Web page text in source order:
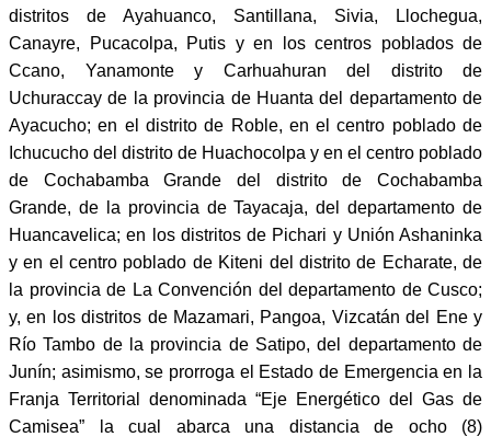
distritos de Ayahuanco, Santillana, Sivia, Llochegua,
Canayre, Pucacolpa, Putis y en los centros poblados de
Ccano, Yanamonte y Carhuahuran del distrito de
Uchuraccay de la provincia de Huanta del departamento de
Ayacucho; en el distrito de Roble, en el centro poblado de
Ichucucho del distrito de Huachocolpa y en el centro poblado
de Cochabamba Grande del distrito de Cochabamba
Grande, de la provincia de Tayacaja, del departamento de
Huancavelica; en los distritos de Pichari y Unión Ashaninka
y en el centro poblado de Kiteni del distrito de Echarate, de
la provincia de La Convención del departamento de Cusco;
y, en los distritos de Mazamari, Pangoa, Vizcatán del Ene y
Río Tambo de la provincia de Satipo, del departamento de
Junín; asimismo, se prorroga el Estado de Emergencia en la
Franja Territorial denominada “Eje Energético del Gas de
Camisea” la cual abarca una distancia de ocho (8)